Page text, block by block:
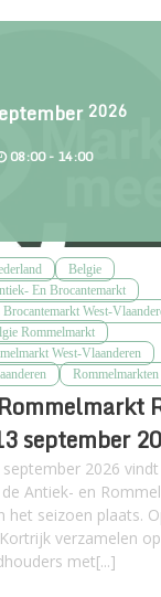
2026
08:00 - 14:00
Belgie
En Brocantemarkt
West-
Rommelmarkt
West-Vlaanderen
Rommelmarkten
september
2026
Antiek- en
het seizoen plaats.
verzamelen
met[...]